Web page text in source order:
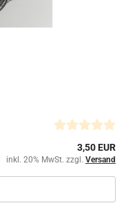
3,50 EUR
inkl. 20% MwSt. zzgl. Versand